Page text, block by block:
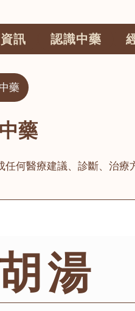
訊 認識中藥
藥
藥
何醫療建議、診斷、治療
湯